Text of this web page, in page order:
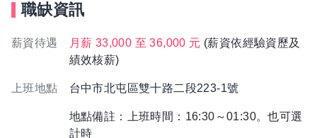
職缺資訊
薪資待遇 月薪 33,000 至 36,000 元 (薪資依經驗資歷及
績效核薪)
上班地點 台中市北屯區雙十路二段223-1號
地點備註：上班時間：16:30～01:30。也可選
計時